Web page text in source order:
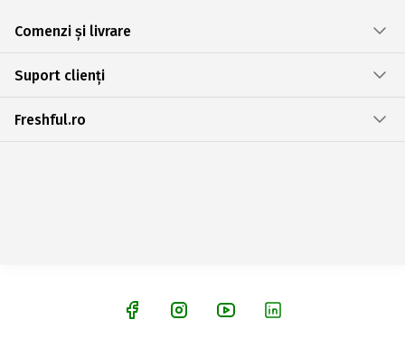
Comenzi și livrare
Suport clienți
Freshful.ro